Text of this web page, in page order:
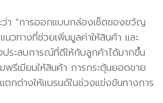
า “การออกแบบกล่องเซ็ตของขวัญ
วทางที่ช่วยเพิ่มมูลค่าให้สินค้า และ
ประสบการณ์ที่ดีให้กับลูกค้าได้มากขึ้น
พรีเมียมให้สินค้า การกระตุ้นยอดขาย
กต่างให้แบรนด์ในช่วงแข่งขันทางการ